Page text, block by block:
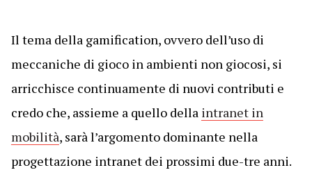
Il tema della gamification, ovvero dell’uso di
meccaniche di gioco in ambienti non giocosi, si
arricchisce continuamente di nuovi contributi e
credo che, assieme a quello della intranet in
mobilità, sarà l’argomento dominante nella
progettazione intranet dei prossimi due-tre anni.